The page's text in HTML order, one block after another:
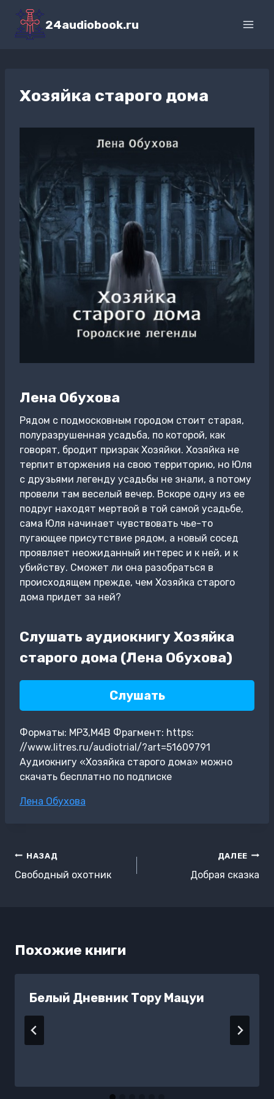
Перейти
содержимому
24audiobook.ru
Хозяйка старого дома
Лена Обухова
Рядом с подмосковным городом стоит старая,
полуразрушенная усадьба, по которой, как
говорят, бродит призрак Хозяйки. Хозяйка не
терпит вторжения на свою территорию, но Юля
с друзьями легенду усадьбы не знали, а потому
провели там веселый вечер. Вскоре одну из ее
подруг находят мертвой в той самой усадьбе,
сама Юля начинает чувствовать чье-то
пугающее присутствие рядом, а новый сосед
проявляет неожиданный интерес и к ней, и к
убийству. Сможет ли она разобраться в
происходящем прежде, чем Хозяйка старого
дома придет за ней?
Слушать аудиокнигу Хозяйка
старого дома (Лена Обухова)
Слушать
Форматы: MP3,M4B Фрагмент: https:
//www.litres.ru/audiotrial/?art=51609791
Аудиокнигу «Хозяйка старого дома» можно
скачать бесплатно по подписке
Метки
Лена Обухова
Навигация
по
НАЗАД
Свободный охотник
ДАЛЕЕ
Добрая сказка
Похожие книги
Белый Дневник Тору Мацуи